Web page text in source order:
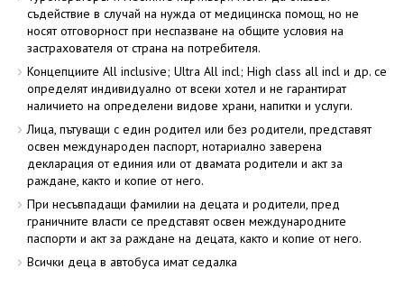
съдействие в случай на нужда от медицинска помощ, но не
носят отговорност при неспазване на общите условия на
застрахователя от страна на потребителя.
Концепциите All inclusive; Ultra All incl; High class all incl и др. се
определят индивидуално от всеки хотел и не гарантират
наличието на определени видове храни, напитки и услуги.
Лица, пътуващи с един родител или без родители, представят
освен международен паспорт, нотариално заверена
декларация от единия или от двамата родители и акт за
раждане, както и копие от него.
При несъвпадащи фамилии на децата и родители, пред
граничните власти се представят освен международните
паспорти и акт за раждане на децата, както и копие от него.
Всички деца в автобуса имат седалка